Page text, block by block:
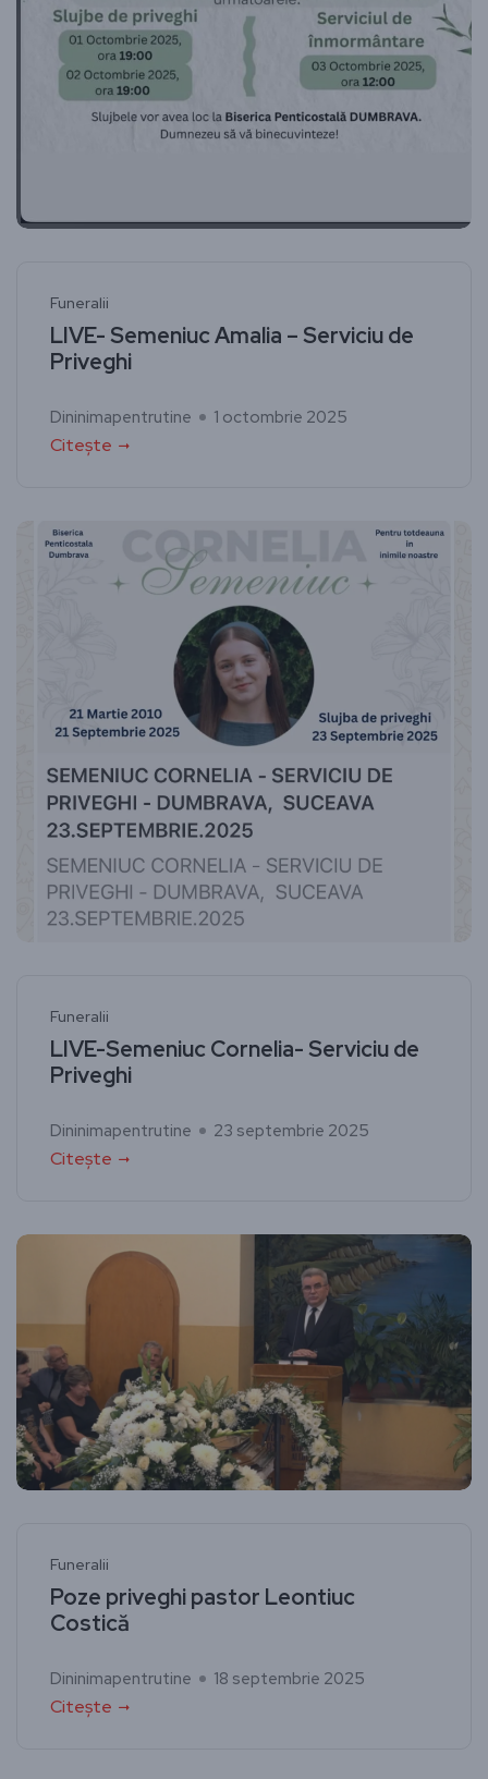
Funeralii
LIVE- Semeniuc Amalia – Serviciu de
Priveghi
Dininimapentrutine 1 octombrie 2025
Citește
Funeralii
LIVE-Semeniuc Cornelia- Serviciu de
Priveghi
Dininimapentrutine 23 septembrie 2025
Citește
Funeralii
Poze priveghi pastor Leontiuc
Costică
Dininimapentrutine 18 septembrie 2025
Citește